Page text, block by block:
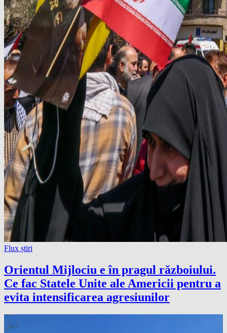
Flux știri
Orientul Mijlociu e în pragul războiului.
Ce fac Statele Unite ale Americii pentru a
evita intensificarea agresiunilor